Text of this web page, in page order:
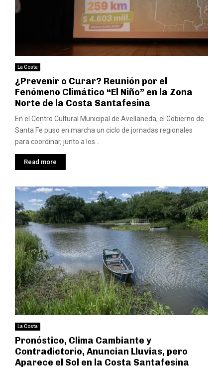
La Costa
¿Prevenir o Curar? Reunión por el
Fenómeno Climático “El Niño” en la Zona
Norte de la Costa Santafesina
En el Centro Cultural Municipal de Avellaneda, el Gobierno de
Santa Fe puso en marcha un ciclo de jornadas regionales
para coordinar, junto a los...
Read more
La Costa
Pronóstico, Clima Cambiante y
Contradictorio, Anuncian Lluvias, pero
Aparece el Sol en la Costa Santafesina